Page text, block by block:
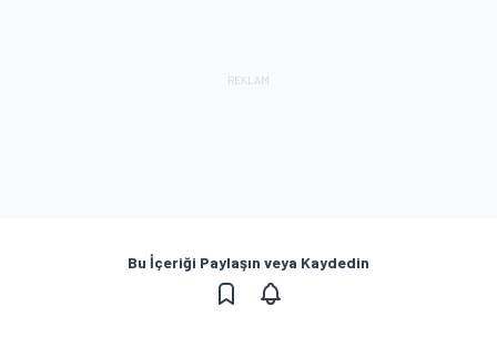
Bu İçeriği Paylaşın veya Kaydedin